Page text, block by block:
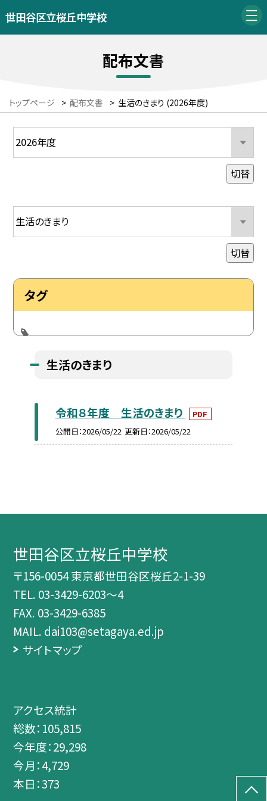
世田谷区立桜丘中学校
配布文書
トップページ > 配布文書 > 生活のきまり (2026年度)
切替
切替
タグ
生活のきまり
令和８年度 生活のきまり
PDF
公開日 2026/05/22 更新日 2026/05/22
世田谷区立桜丘中学校
〒156-0054 東京都世田谷区桜丘2-1-39
TEL. 03-3429-6203～4
FAX. 03-3429-6385
MAIL. dai103@setagaya.ed.jp
サイトマップ
アクセス統計
総数： 105,815
今年度：29,298
今月：4,729
本日：373